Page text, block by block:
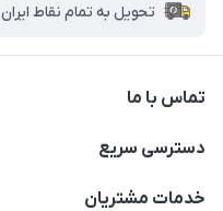
تحویل به تمام نقاط ایران
تماس با ما
دسترسی سریع
حساب کاربری
خدمات مشتریان